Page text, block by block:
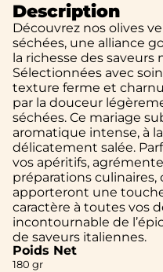
Description
Découvrez nos olives
séchées, une alliance
la richesse des
Sélectionnées avec
texture ferme et
par la douceur
séchées. Ce mariage
aromatique intense, à
délicatement salée.
vos apéritifs,
préparations culinaires,
apporteront une
caractère à toutes vos
incontournable de
de saveurs italiennes.
Poids Net
180 gr